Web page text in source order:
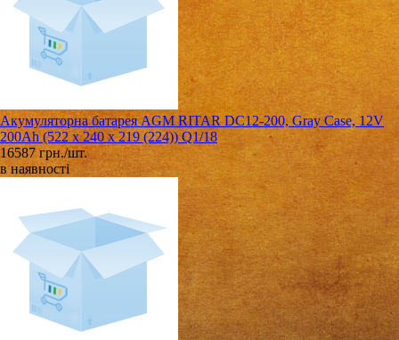
Акумуляторна батарея AGM RITAR DC12-200, Gray Case, 12V
200Ah (522 х 240 х 219 (224)) Q1/18
16587 грн./шт.
в наявності